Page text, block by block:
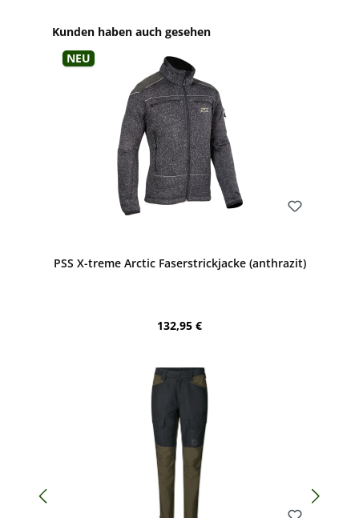
Produktgalerie überspringen
Kunden haben auch gesehen
Neu
PSS X-treme Arctic Faserstrickjacke (anthrazit)
Regulärer Preis:
132,95 €